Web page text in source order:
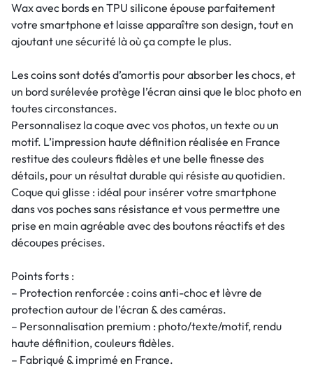
Wax avec bords en TPU silicone épouse parfaitement
votre smartphone et laisse apparaître son design, tout en
ajoutant une sécurité là où ça compte le plus.
Les coins sont dotés d’amortis pour absorber les chocs, et
un bord surélevée protège l’écran ainsi que le bloc photo en
toutes circonstances.
Personnalisez la coque avec vos photos, un texte ou un
motif. L’impression haute définition réalisée en France
restitue des couleurs fidèles et une belle finesse des
détails, pour un résultat durable qui résiste au quotidien.
Coque qui glisse : idéal pour insérer votre smartphone
dans vos poches sans résistance et vous permettre une
prise en main agréable avec des boutons réactifs et des
découpes précises.
Points forts :
– Protection renforcée : coins anti-choc et lèvre de
protection autour de l’écran & des caméras.
– Personnalisation premium : photo/texte/motif, rendu
haute définition, couleurs fidèles.
– Fabriqué & imprimé en France.